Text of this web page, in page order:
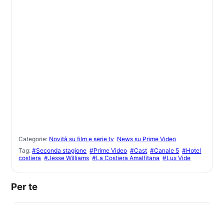
Categorie: Novità su film e serie tv News su Prime Video
Tag:#Seconda stagione #Prime Video #Cast #Canale 5 #Hotel
costiera #Jesse Williams #La Costiera Amalfitana #Lux Vide
Per te